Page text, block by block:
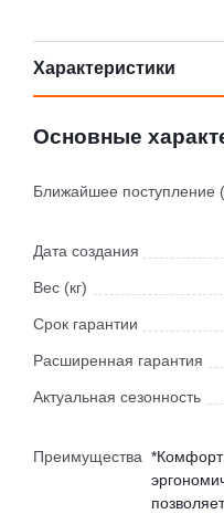
Характеристики
Основные
Ближайшее поступление
Дата создания
Вес (кг)
Срок гарантии
Расширенная гарантия
Актуальная сезонность
Преимущества *Комфорт